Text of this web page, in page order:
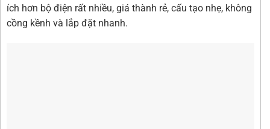
ích hơn bộ điện rất nhiều, giá thành rẻ, cấu tạo nhẹ, không
cồng kềnh và lắp đặt nhanh.